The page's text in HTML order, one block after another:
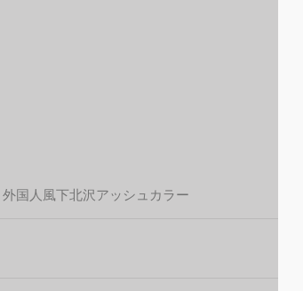
外国人風下北沢アッシュカラー